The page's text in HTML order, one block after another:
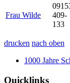
Frau Wilde
409-
133
drucken nach oben
1000 Jahre
Quicklinks